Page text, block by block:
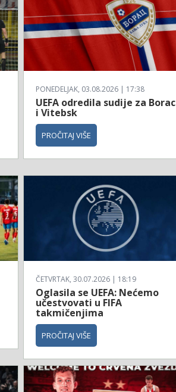
PONEDELJAK, 03.08.2026 | 17:38
UEFA odredila sudije za Borac
i Vitebsk
PROČITAJ VIŠE
ČETVRTAK, 30.07.2026 | 18:19
Oglasila se UEFA: Nećemo
učestvovati u FIFA
takmičenjima
PROČITAJ VIŠE